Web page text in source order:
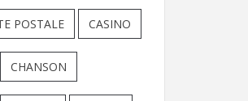
POSTALE CASINO
CHANSON